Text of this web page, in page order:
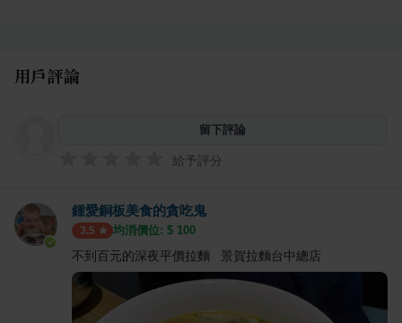
用戶評論
留下評論
給予評分
鍾愛銅板美食的貪吃鬼
3.5 均消價位: $ 100
不到百元的深夜平價拉麵 景賀拉麵台中總店